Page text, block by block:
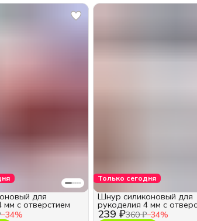
−34%
для
мм с отверстием
Только сегодня
239 ₽360 ₽−34%
Шнур силиконовый для
рукоделия 4 мм с